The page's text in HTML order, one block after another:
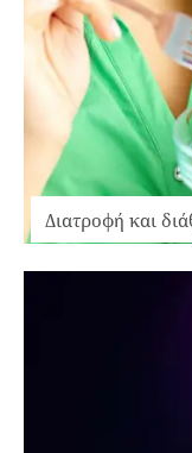
Διατροφή και